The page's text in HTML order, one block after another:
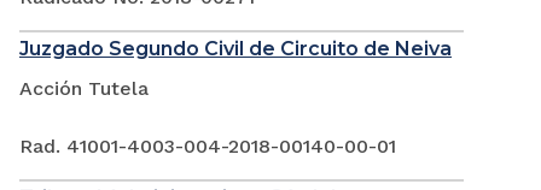
Juzgado Segundo Civil de Circuito de Neiva
Acción Tutela
Rad. 41001-4003-004-2018-00140-00-01